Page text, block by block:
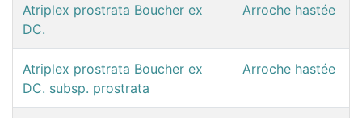
Atriplex prostrata Boucher ex
DC.
Arroche hastée
Atriplex prostrata Boucher ex
DC. subsp. prostrata
Arroche hastée